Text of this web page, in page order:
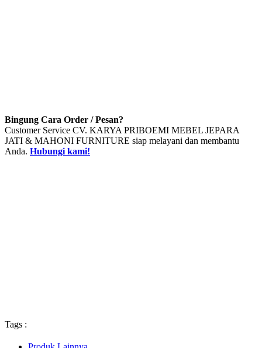
Bingung Cara Order / Pesan?
Customer Service CV. KARYA PRIBOEMI MEBEL JEPARA
JATI & MAHONI FURNITURE siap melayani dan membantu
Anda. Hubungi kami!
Tags :